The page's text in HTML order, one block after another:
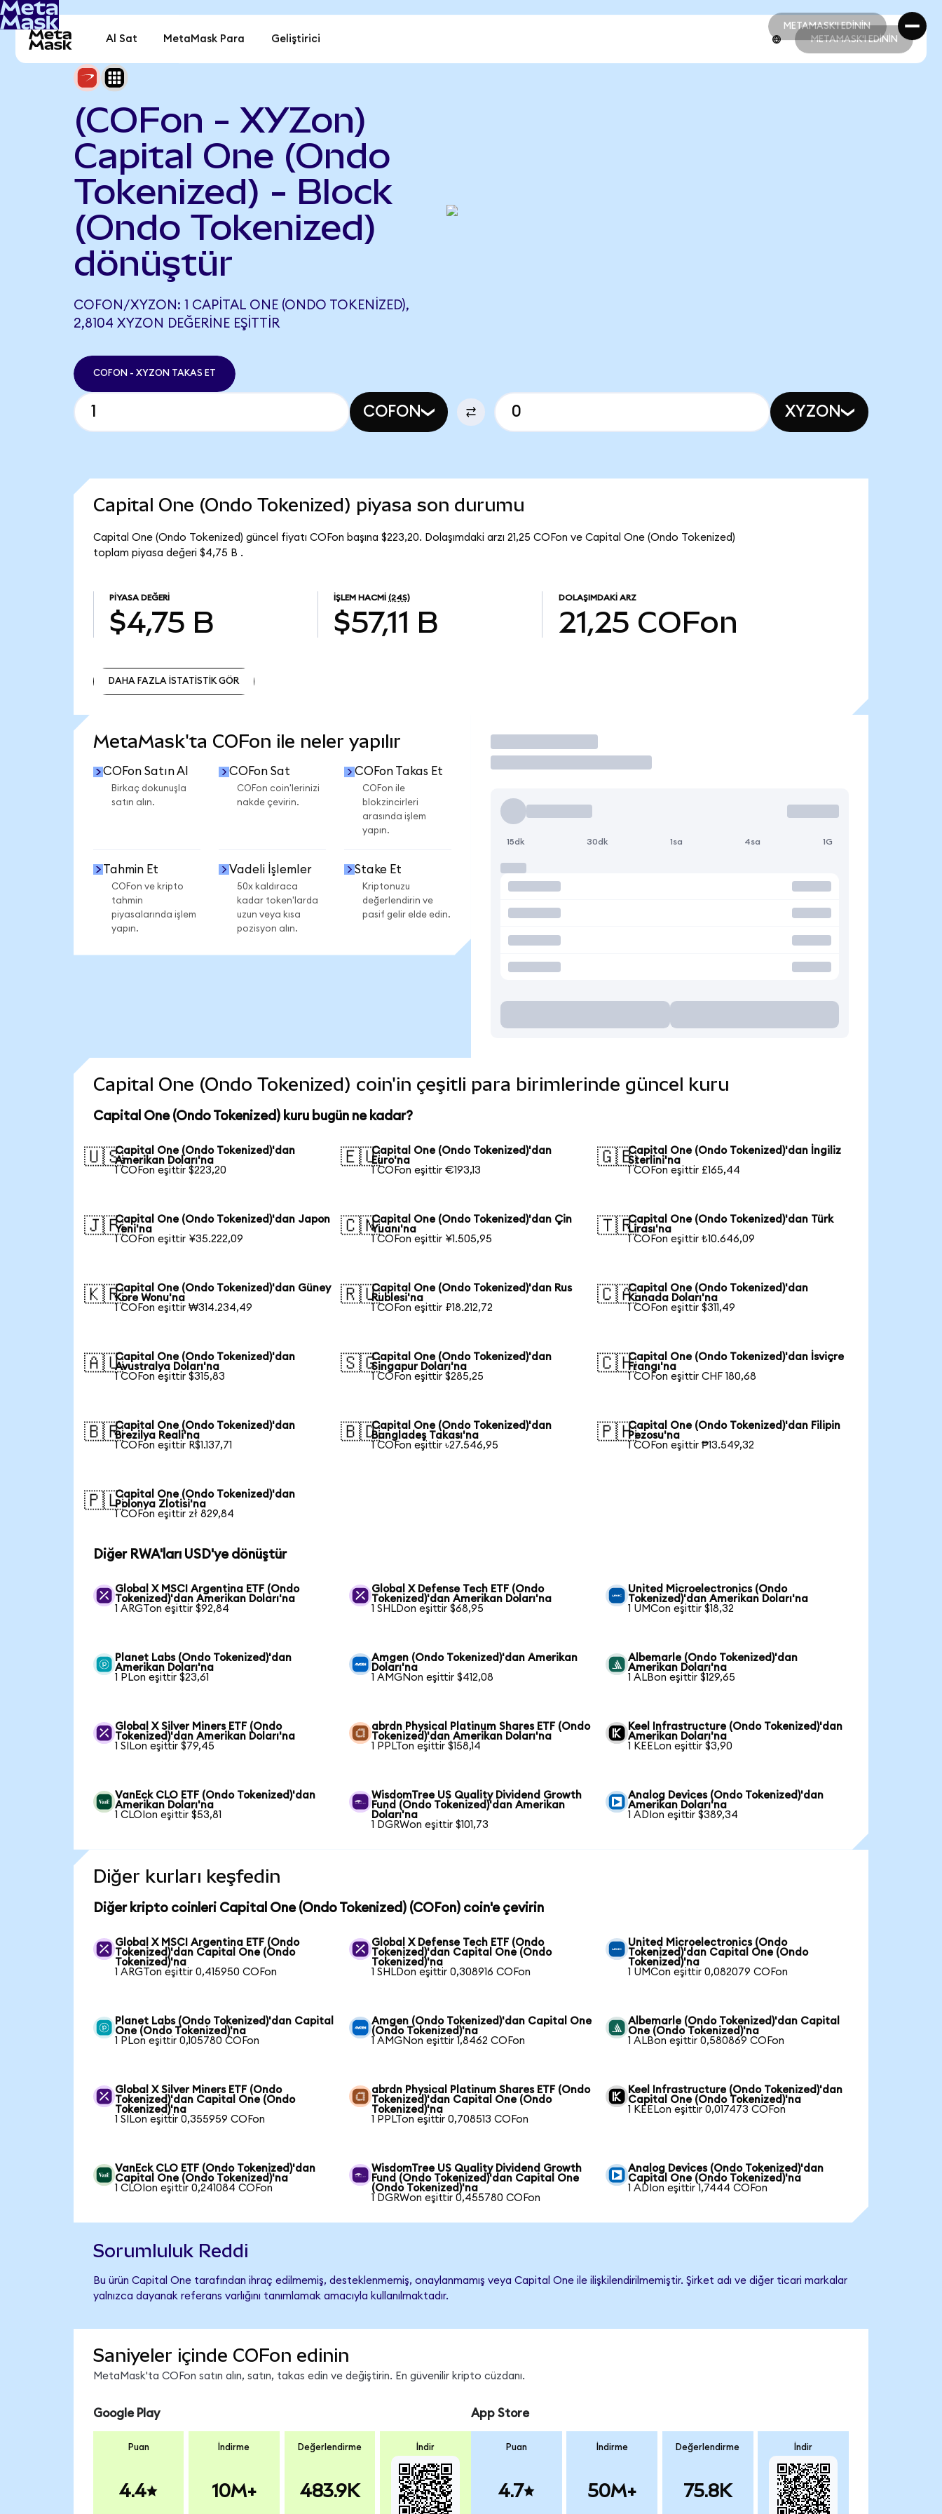
METAMASK'I EDİNİN
METAMASK'I EDİNİN
Al Sat MetaMask Para Geliştirici METAMASK'I EDİNİN
(COFon - XYZon)
Capital One (Ondo
Tokenized) - Block
(Ondo Tokenized)
dönüştür
COFON/XYZON: 1 CAPITAL ONE (ONDO TOKENIZED),
2,8104 XYZON DEĞERINE EŞITTIR
COFON - XYZON TAKAS ET
COFON XYZON
Capital One (Ondo Tokenized) piyasa son durumu
Capital One (Ondo Tokenized) güncel fiyatı COFon başına $223,20. Dolaşımdaki arzı 21,25 COFon ve Capital One (Ondo Tokenized)
toplam piyasa değeri $4,75 B .
PIYASA DEĞERI
$4,75 B
İŞLEM HACMI (24S)
$57,11 B
DOLAŞIMDAKI ARZ
21,25 COFon
DAHA FAZLA İSTATİSTİK GÖR
MetaMask'ta COFon ile neler yapılır
COFon Satın Al
Birkaç dokunuşla
satın alın.
COFon Sat
COFon coin'lerinizi
nakde çevirin.
COFon Takas Et
COFon ile
blokzincirleri
arasında işlem
yapın.
Tahmin Et
COFon ve kripto
tahmin
piyasalarında işlem
yapın.
Vadeli İşlemler
50x kaldıraca
kadar token'larda
uzun veya kısa
pozisyon alın.
Stake Et
Kriptonuzu
değerlendirin ve
pasif gelir elde edin.
İşlem Yap
15dk 30dk 1sa 4sa 1G
Capital One (Ondo Tokenized) coin'in çeşitli para birimlerinde güncel kuru
Capital One (Ondo Tokenized) kuru bugün ne kadar?
🇺🇸Capital One (Ondo Tokenized)'dan
Amerikan Doları'na
1 COFon eşittir $223,20
🇪🇺Capital One (Ondo Tokenized)'dan
Euro'na
1 COFon eşittir €193,13
🇬🇧Capital One (Ondo Tokenized)'dan İngiliz
Sterlini'na
1 COFon eşittir £165,44
🇯🇵Capital One (Ondo Tokenized)'dan Japon
Yeni'na
1 COFon eşittir ¥35.222,09
🇨🇳Capital One (Ondo Tokenized)'dan Çin
Yuanı'na
1 COFon eşittir ¥1.505,95
🇹🇷Capital One (Ondo Tokenized)'dan Türk
Lirası'na
1 COFon eşittir ₺10.646,09
🇰🇷Capital One (Ondo Tokenized)'dan Güney
Kore Wonu'na
1 COFon eşittir ₩314.234,49
🇷🇺Capital One (Ondo Tokenized)'dan Rus
Rublesi'na
1 COFon eşittir ₽18.212,72
🇨🇦Capital One (Ondo Tokenized)'dan
Kanada Doları'na
1 COFon eşittir $311,49
🇦🇺Capital One (Ondo Tokenized)'dan
Avustralya Doları'na
1 COFon eşittir $315,83
🇸🇬Capital One (Ondo Tokenized)'dan
Singapur Doları'na
1 COFon eşittir $285,25
🇨🇭Capital One (Ondo Tokenized)'dan İsviçre
Frangı'na
1 COFon eşittir CHF 180,68
🇧🇷Capital One (Ondo Tokenized)'dan
Brezilya Reali'na
1 COFon eşittir R$1.137,71
🇧🇩Capital One (Ondo Tokenized)'dan
Bangladeş Takası'na
1 COFon eşittir ৳27.546,95
🇵🇭Capital One (Ondo Tokenized)'dan Filipin
Pezosu'na
1 COFon eşittir ₱13.549,32
🇵🇱Capital One (Ondo Tokenized)'dan
Polonya Zlotisi'na
1 COFon eşittir zł 829,84
Diğer RWA'ları USD'ye dönüştür
Global X MSCI Argentina ETF (Ondo
Tokenized)'dan Amerikan Doları'na
1 ARGTon eşittir $92,84
Global X Defense Tech ETF (Ondo
Tokenized)'dan Amerikan Doları'na
1 SHLDon eşittir $68,95
United Microelectronics (Ondo
Tokenized)'dan Amerikan Doları'na
1 UMCon eşittir $18,32
Planet Labs (Ondo Tokenized)'dan
Amerikan Doları'na
1 PLon eşittir $23,61
Amgen (Ondo Tokenized)'dan Amerikan
Doları'na
1 AMGNon eşittir $412,08
Albemarle (Ondo Tokenized)'dan
Amerikan Doları'na
1 ALBon eşittir $129,65
Global X Silver Miners ETF (Ondo
Tokenized)'dan Amerikan Doları'na
1 SILon eşittir $79,45
abrdn Physical Platinum Shares ETF (Ondo
Tokenized)'dan Amerikan Doları'na
1 PPLTon eşittir $158,14
Keel Infrastructure (Ondo Tokenized)'dan
Amerikan Doları'na
1 KEELon eşittir $3,90
VanEck CLO ETF (Ondo Tokenized)'dan
Amerikan Doları'na
1 CLOIon eşittir $53,81
WisdomTree US Quality Dividend Growth
Fund (Ondo Tokenized)'dan Amerikan
Doları'na
1 DGRWon eşittir $101,73
Analog Devices (Ondo Tokenized)'dan
Amerikan Doları'na
1 ADIon eşittir $389,34
Diğer kurları keşfedin
Diğer kripto coinleri Capital One (Ondo Tokenized) (COFon) coin'e çevirin
Global X MSCI Argentina ETF (Ondo
Tokenized)'dan Capital One (Ondo
Tokenized)'na
1 ARGTon eşittir 0,415950 COFon
Global X Defense Tech ETF (Ondo
Tokenized)'dan Capital One (Ondo
Tokenized)'na
1 SHLDon eşittir 0,308916 COFon
United Microelectronics (Ondo
Tokenized)'dan Capital One (Ondo
Tokenized)'na
1 UMCon eşittir 0,082079 COFon
Planet Labs (Ondo Tokenized)'dan Capital
One (Ondo Tokenized)'na
1 PLon eşittir 0,105780 COFon
Amgen (Ondo Tokenized)'dan Capital One
(Ondo Tokenized)'na
1 AMGNon eşittir 1,8462 COFon
Albemarle (Ondo Tokenized)'dan Capital
One (Ondo Tokenized)'na
1 ALBon eşittir 0,580869 COFon
Global X Silver Miners ETF (Ondo
Tokenized)'dan Capital One (Ondo
Tokenized)'na
1 SILon eşittir 0,355959 COFon
abrdn Physical Platinum Shares ETF (Ondo
Tokenized)'dan Capital One (Ondo
Tokenized)'na
1 PPLTon eşittir 0,708513 COFon
Keel Infrastructure (Ondo Tokenized)'dan
Capital One (Ondo Tokenized)'na
1 KEELon eşittir 0,017473 COFon
VanEck CLO ETF (Ondo Tokenized)'dan
Capital One (Ondo Tokenized)'na
1 CLOIon eşittir 0,241084 COFon
WisdomTree US Quality Dividend Growth
Fund (Ondo Tokenized)'dan Capital One
(Ondo Tokenized)'na
1 DGRWon eşittir 0,455780 COFon
Analog Devices (Ondo Tokenized)'dan
Capital One (Ondo Tokenized)'na
1 ADIon eşittir 1,7444 COFon
Sorumluluk Reddi
Bu ürün Capital One tarafından ihraç edilmemiş, desteklenmemiş, onaylanmamış veya Capital One ile ilişkilendirilmemiştir. Şirket adı ve diğer ticari markalar
yalnızca dayanak referans varlığını tanımlamak amacıyla kullanılmaktadır.
Saniyeler içinde COFon edinin
MetaMask'ta COFon satın alın, satın, takas edin ve değiştirin. En güvenilir kripto cüzdanı.
Google Play
Puan
4.4
İndirme
10M+
Değerlendirme
483.9K
İndir
App Store
Puan
4.7
İndirme
50M+
Değerlendirme
75.8K
İndir